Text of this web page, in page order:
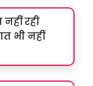
रही
भी नहीं